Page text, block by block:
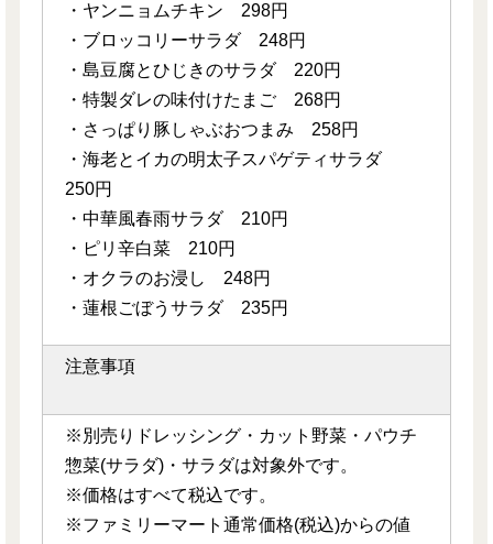
・ヤンニョムチキン 298円
・ブロッコリーサラダ 248円
・島豆腐とひじきのサラダ 220円
・特製ダレの味付けたまご 268円
・さっぱり豚しゃぶおつまみ 258円
・海老とイカの明太子スパゲティサラダ
250円
・中華風春雨サラダ 210円
・ピリ辛白菜 210円
・オクラのお浸し 248円
・蓮根ごぼうサラダ 235円
注意事項
※別売りドレッシング・カット野菜・パウチ
惣菜(サラダ)・サラダは対象外です。
※価格はすべて税込です。
※ファミリーマート通常価格(税込)からの値